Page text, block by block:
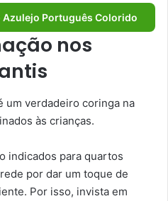
Azulejo Português Colorido
nos
um verdadeiro coringa na
às crianças.
indicados para quartos
por dar um toque de
Por isso, invista em